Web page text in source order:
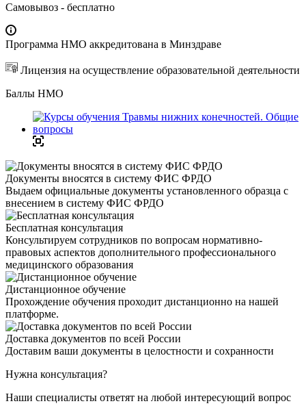
Самовывоз - бесплатно
Программа НМО аккредитована в Минздраве
Лицензия на осуществление образовательной деятельности
Баллы НМО
Документы вносятся в систему ФИС ФРДО
Выдаем официальные документы установленного образца с
внесением в систему ФИС ФРДО
Бесплатная консультация
Консультируем сотрудников по вопросам нормативно-
правовых аспектов дополнительного профессионального
медицинского образования
Дистанционное обучение
Прохождение обучения проходит дистанционно на нашей
платформе.
Доставка документов по всей России
Доставим ваши документы в целостности и сохранности
Нужна консультация?
Наши специалисты ответят на любой интересующий вопрос